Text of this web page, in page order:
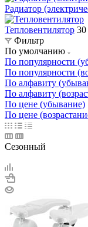
Радиатор
Тепловентилятор 30
Фильтр
По умолчанию
По популярности
По популярности
По алфавиту
По алфавиту
По цене (убывание)
По цене
Сезонный